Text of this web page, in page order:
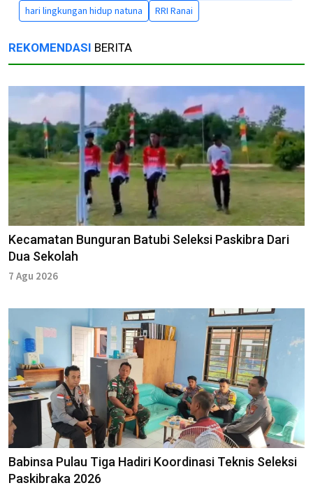
hari lingkungan hidup natuna
RRI Ranai
REKOMENDASI BERITA
Kecamatan Bunguran Batubi Seleksi Paskibra Dari
Dua Sekolah
7 Agu 2026
Babinsa Pulau Tiga Hadiri Koordinasi Teknis Seleksi
Paskibraka 2026